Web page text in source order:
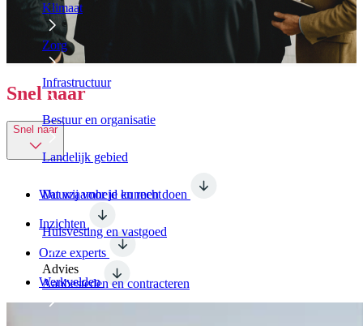
Klimaat
Zorg
Infrastructuur
Bestuur en organisatie
Landelijk gebied
Duurzaamheid en recht
Huisvesting en vastgoed
Advies
Aanbesteden en contracteren
Snel naar
Snel naar
Wat wij voor je kunnen doen
Inzichten
Onze experts
Werkvelden